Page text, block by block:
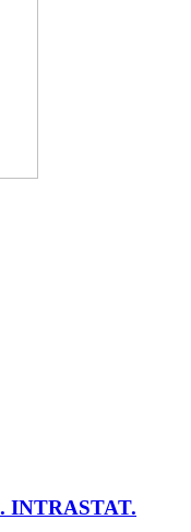
INTRASTAT.